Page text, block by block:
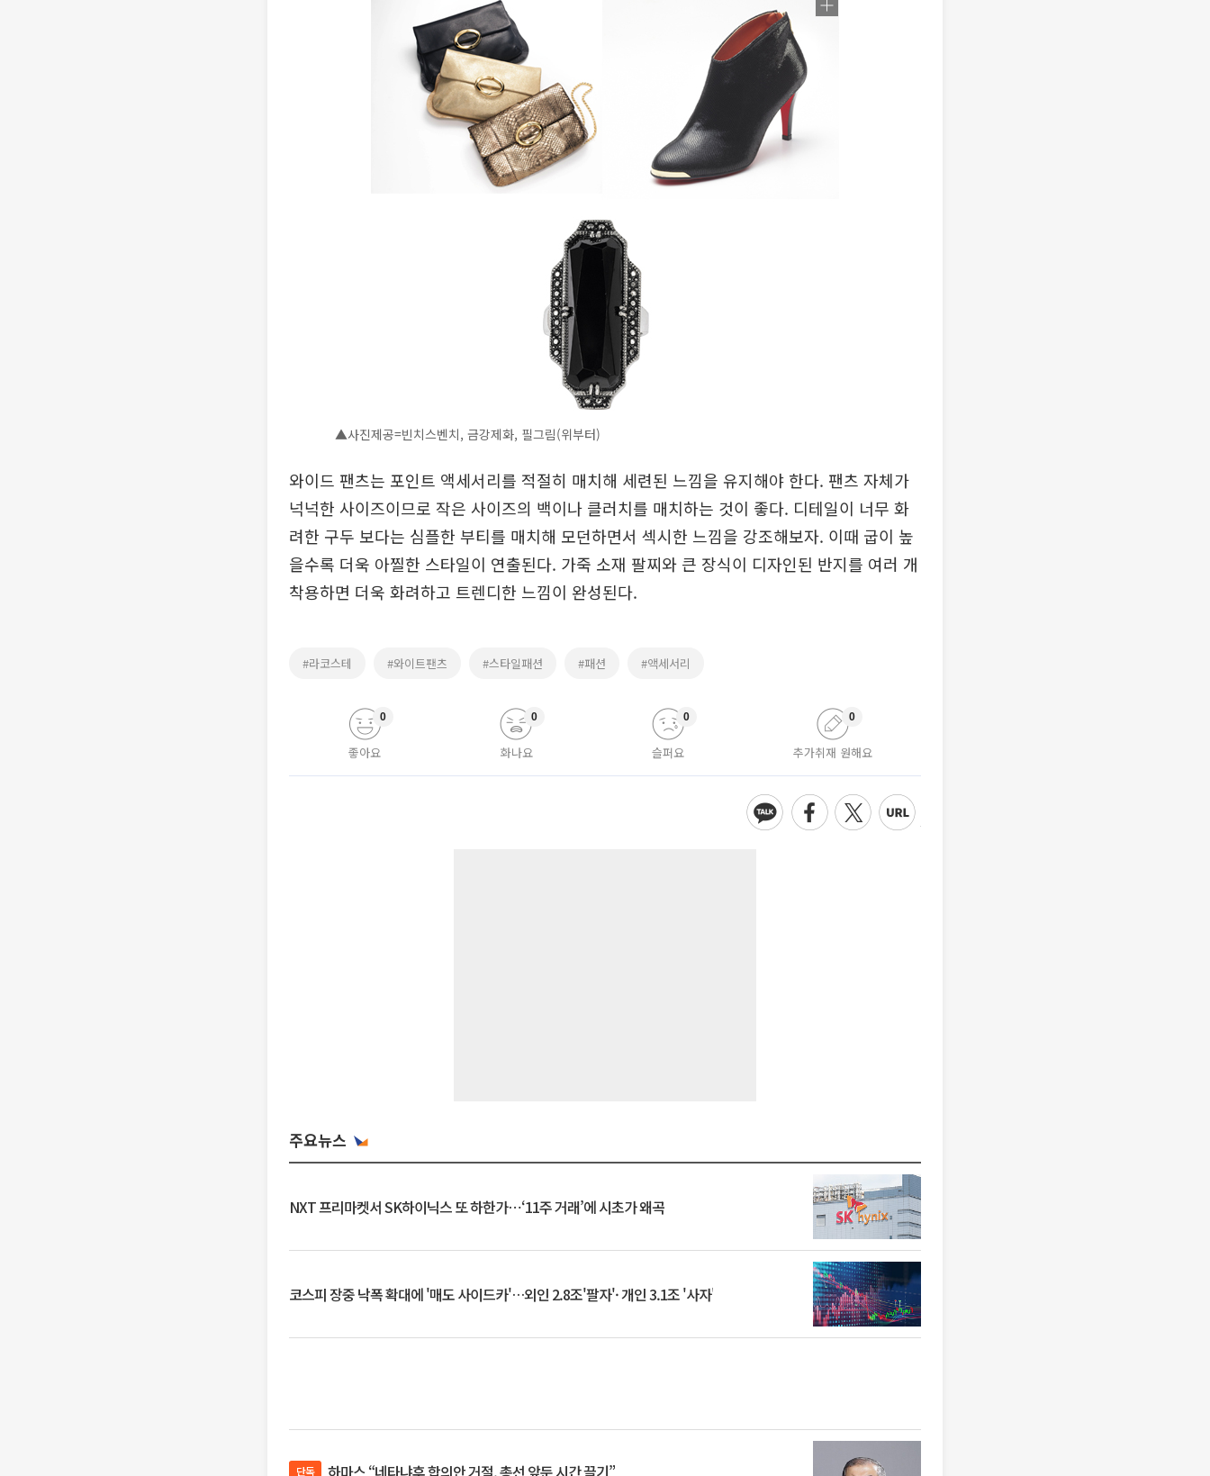
▲사진제공=빈치스벤치, 금강제화, 필그림(위부터)
와이드 팬츠는 포인트 액세서리를 적절히 매치해 세련된 느낌을 유지해야 한다. 팬츠 자체가
넉넉한 사이즈이므로 작은 사이즈의 백이나 클러치를 매치하는 것이 좋다. 디테일이 너무 화
려한 구두 보다는 심플한 부티를 매치해 모던하면서 섹시한 느낌을 강조해보자. 이때 굽이 높
을수록 더욱 아찔한 스타일이 연출된다. 가죽 소재 팔찌와 큰 장식이 디자인된 반지를 여러 개
착용하면 더욱 화려하고 트렌디한 느낌이 완성된다.
#라코스테 #와이트팬츠 #스타일패션 #패션 #액세서리
좋아요
0
화나요
0
슬퍼요
0
추가취재 원해요
0
주요뉴스
NXT 프리마켓서 SK하이닉스 또 하한가⋯‘11주 거래’에 시초가 왜곡
코스피 장중 낙폭 확대에 '매도 사이드카'…외인 2.8조'팔자'· 개인 3.1조 '사자'
단독 하마스 “네타냐후 합의안 거절, 총선 앞둔 시간 끌기”